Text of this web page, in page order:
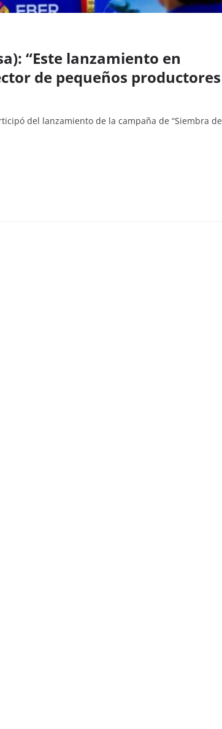
“Este lanzamiento en
de pequeños productores
del lanzamiento de la campaña de “Siembra de